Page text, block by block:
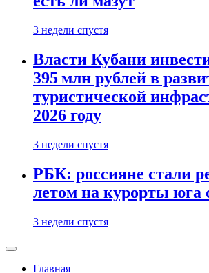
3 недели спустя
Власти Кубани
395 млн рублей в
туристической
2026 году
3 недели спустя
РБК: россияне стали
летом на курорты юга
3 недели спустя
Главная